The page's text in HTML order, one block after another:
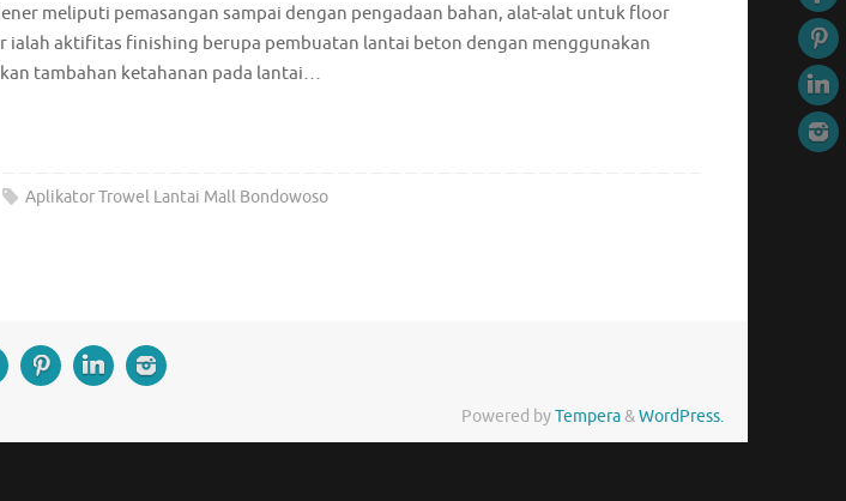
meliputi pemasangan sampai dengan pengadaan bahan, alat-alat untuk floor
aktifitas finishing berupa pembuatan lantai beton dengan menggunakan
tambahan ketahanan pada lantai…
Aplikator Trowel Lantai Mall Bondowoso
Powered byTempera&WordPress.